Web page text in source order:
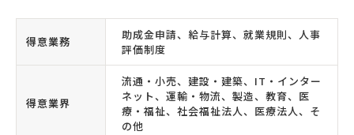
得意業務
助成金申請、給与計算、就業規則、人事
評価制度
得意業界
流通・小売、建設・建築、IT・インター
ネット、運輸・物流、製造、教育、医
療・福祉、社会福祉法人、医療法人、そ
の他